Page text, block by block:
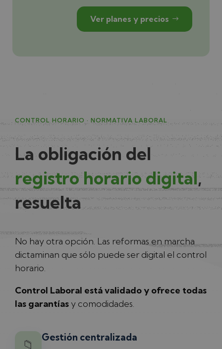
Ver planes y precios
CONTROL HORARIO · NORMATIVA LABORAL
La obligación del
registro horario digital,
resuelta
No hay otra opción. Las reformas en marcha
dictaminan que sólo puede ser digital el control
horario.
Control Laboral está validado y ofrece todas
las garantíasy comodidades.
📁 Gestión centralizada